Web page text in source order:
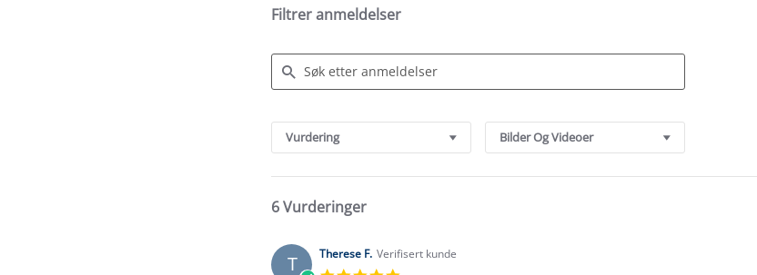
Filtrer anmeldelser
Reviews
Vurdering Bilder Og Videoer
6 Vurderinger
T Therese F. Verifisert kunde